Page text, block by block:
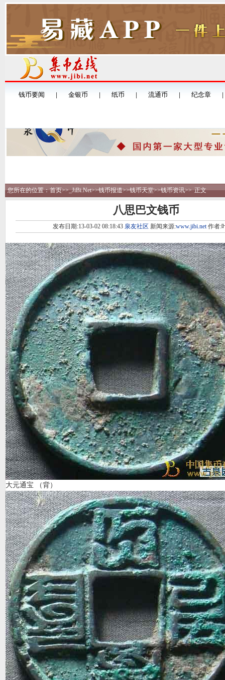
您所在的位置：首页>>_JiBi.Net>>钱币报道>>钱币天堂>>钱币资讯>> 正文
八思巴文钱币
发布日期:13-03-02 08:18:43 泉友社区 新闻来源:www.jibi.net作者:
大元通宝 （背）